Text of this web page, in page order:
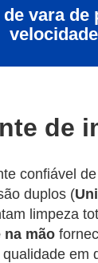
vara de
velocidade
de
confiável de
duplos (
limpeza
na mão
em